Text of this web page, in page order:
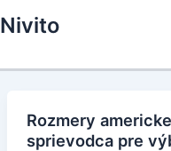
to
Nivito
Rozmery
sprievodca pre